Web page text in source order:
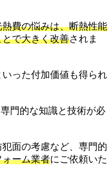
費の悩みは、断熱性能
で大きく改善されま
った付加価値も得られ
門的な知識と技術が必
面の考慮など、専門的
ーム業者にご依頼いた